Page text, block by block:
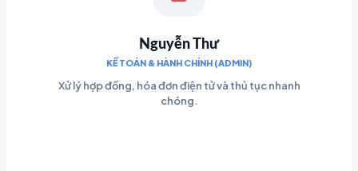
Nguyễn Thư
KẾ TOÁN & HÀNH CHÍNH (ADMIN)
Xử lý hợp đồng, hóa đơn điện tử và thủ tục nhanh
chóng.